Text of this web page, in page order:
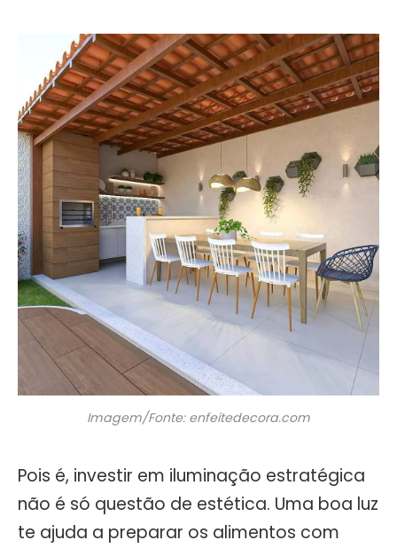
Imagem/Fonte: enfeitedecora.com
Pois é, investir em iluminação estratégica
não é só questão de estética. Uma boa luz
te ajuda a preparar os alimentos com